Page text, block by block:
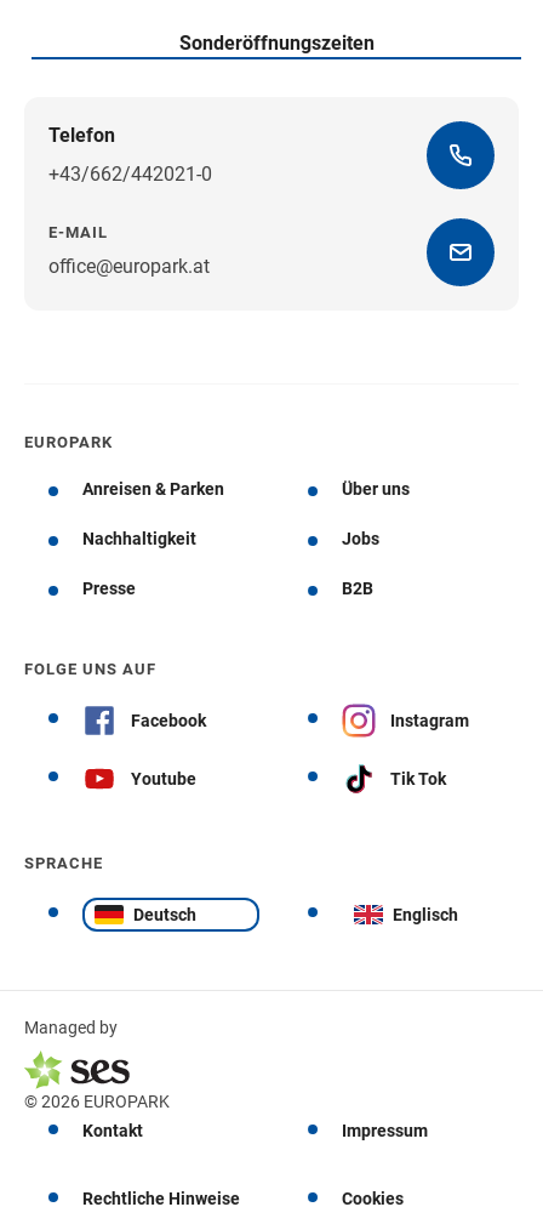
Sonderöffnungszeiten
Telefon
+43/662/442021-0
E-MAIL
office@europark.atWegbeschreibung erhalten
EUROPARK
Anreisen & Parken Über uns
Nachhaltigkeit Jobs
Presse B2B
FOLGE UNS AUF
Facebook Instagram
Youtube Tik Tok
SPRACHE
Deutsch Englisch
Managed by
© 2026 EUROPARK
Kontakt
Impressum
Rechtliche Hinweise Cookies